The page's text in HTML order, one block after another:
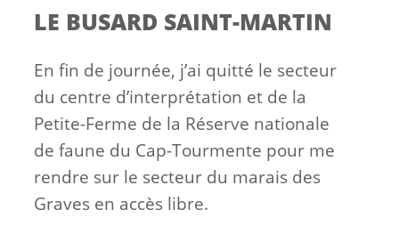
LE BUSARD SAINT-MARTIN
En fin de journée, j’ai quitté le secteur
du centre d’interprétation et de la
Petite-Ferme de la Réserve nationale
de faune du Cap-Tourmente pour me
rendre sur le secteur du marais des
Graves en accès libre.